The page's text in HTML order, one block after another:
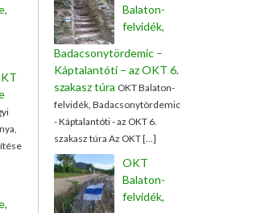
Balaton-
felvidék,
Badacsonytördemic –
Káptalantóti – az OKT 6.
szakasz túra OKT Balaton-
felvidék, Badacsonytördemic
- Káptalantóti - az OKT 6.
szakasz túra Az OKT […]
OKT
Balaton-
felvidék,